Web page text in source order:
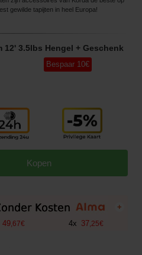
gewilde tapijten in heel Europa!
12' 3.5lbs Hengel + Geschenk
Bespaar 10€
Kopen
+
49, 67€ 4x 37 25€